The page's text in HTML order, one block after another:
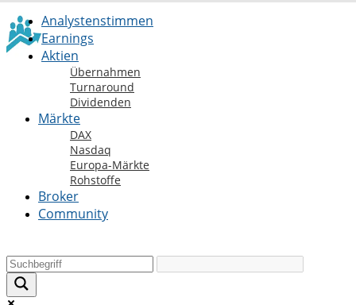
Analystenstimmen
Earnings
Aktien
Übernahmen
Turnaround
Dividenden
Märkte
DAX
Nasdaq
Europa-Märkte
Rohstoffe
Broker
Community